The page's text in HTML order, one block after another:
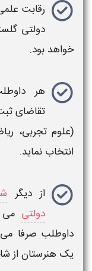
رقابت
دولتی
خواهد بود.
هر
تقاضای
(علوم تجربی،
انتخاب نماید.
از دیگر
دولتی می
داوطلب صرفا
یک هنرستان از